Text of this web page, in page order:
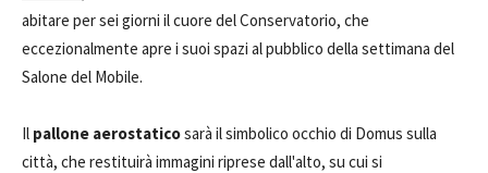
abitare per sei giorni il cuore del Conservatorio, che
eccezionalmente apre i suoi spazi al pubblico della settimana del
Salone del Mobile.
Il pallone aerostaticosarà il simbolico occhio di Domus sulla
città, che restituirà immagini riprese dall'alto, su cui si